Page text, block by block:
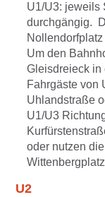
U1/U3: jeweils
durchgängig.
Nollendorfplatz
Um den
Gleisdreieck in
Fahrgäste von
Uhlandstraße
U1/U3
oder nutzen
U2